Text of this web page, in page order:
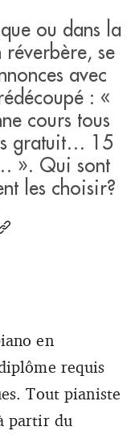
ou dans la
se
avec
: «
cours tous
gratuit… 15
». Qui sont
les choisir?
en
requis
Tout pianiste
partir du